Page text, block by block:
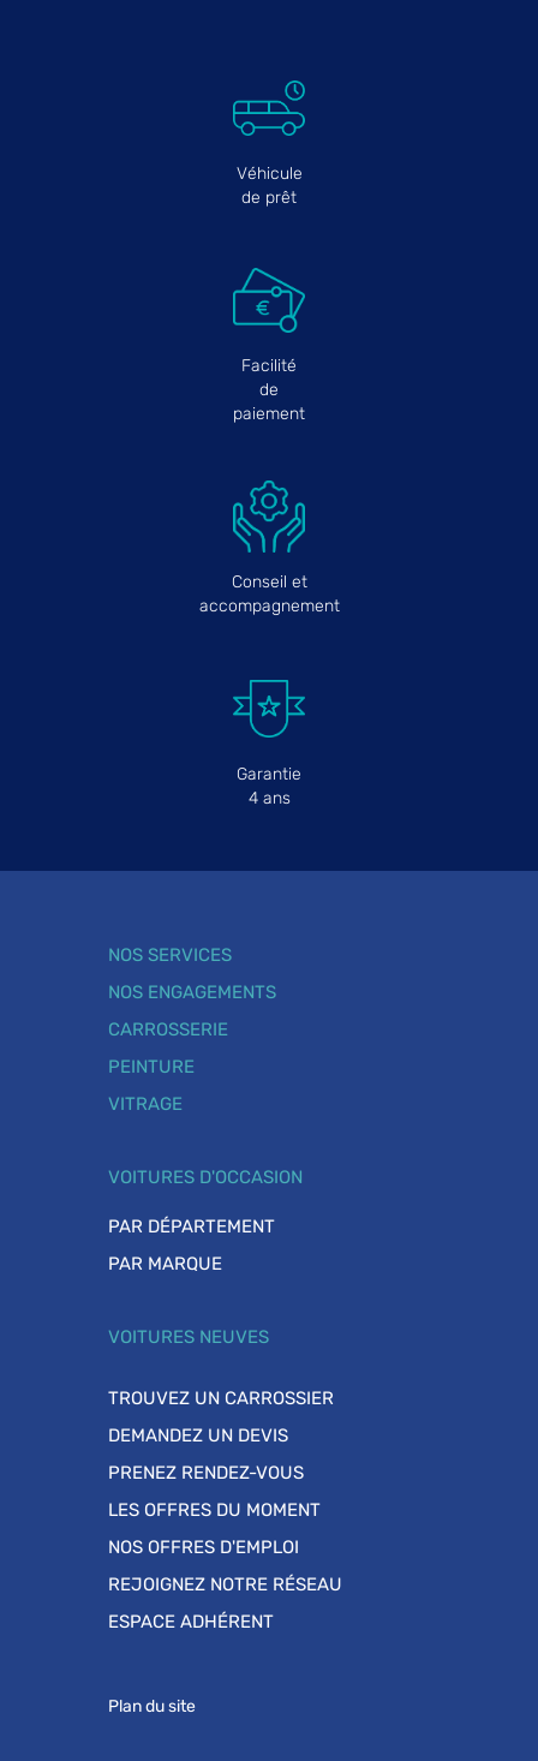
Véhicule
de prêt
Facilité
de
paiement
Conseil et
accompagnement
Garantie
4 ans
NOS SERVICES
NOS ENGAGEMENTS
CARROSSERIE
PEINTURE
VITRAGE
VOITURES D'OCCASION
PAR DÉPARTEMENT
PAR MARQUE
VOITURES NEUVES
TROUVEZ UN CARROSSIER
DEMANDEZ UN DEVIS
PRENEZ RENDEZ-VOUS
LES OFFRES DU MOMENT
NOS OFFRES D'EMPLOI
REJOIGNEZ NOTRE RÉSEAU
ESPACE ADHÉRENT
Plan du site